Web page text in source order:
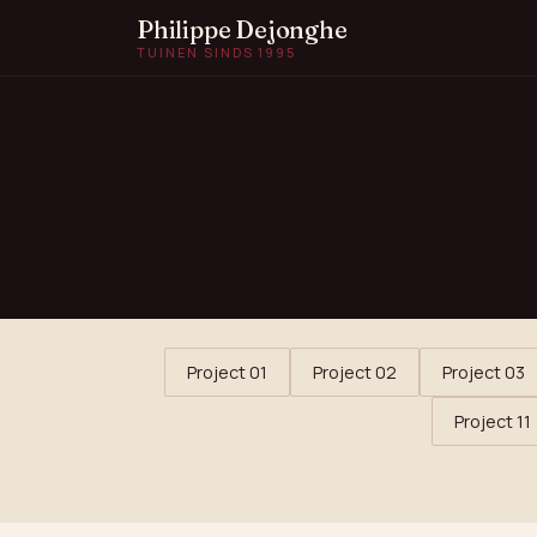
Philippe Dejonghe
TUINEN SINDS 1995
Project 01 Project 02 Project 03
Project 11